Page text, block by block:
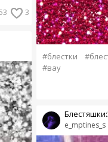
3
#блестки
#вау
e_mptines_s